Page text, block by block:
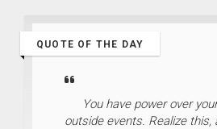
QUOTE OF THE DAY
You have power over
outside events. Realize this,